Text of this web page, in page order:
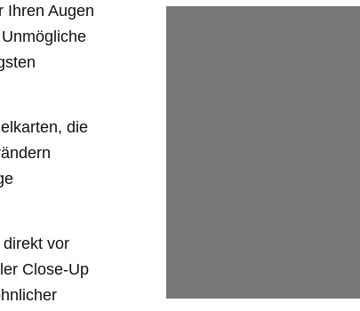
Ihren Augen
die
vor
Close-Up